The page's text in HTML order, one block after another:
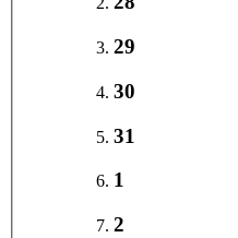
29
30
31
1
2